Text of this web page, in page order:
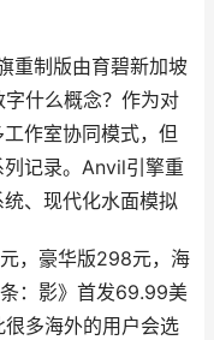
重制版由育碧新加坡
什么概念？作为对
作室协同模式，但
记录。Anvil引擎重
、现代化水面模拟
，豪华版298元，海
：影》首发69.99美
多海外的用户会选